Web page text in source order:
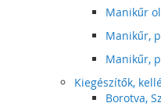
Manikűr
Manikűr,
Manikűr,
Kiegészítők,
Borotva,